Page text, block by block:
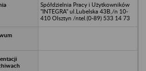
Spółdzielnia Pracy i Użytkowników
"INTEGRA" ul.Lubelska 43B,/n 10-
410 Olsztyn /ntel.(0-89) 533 14 73